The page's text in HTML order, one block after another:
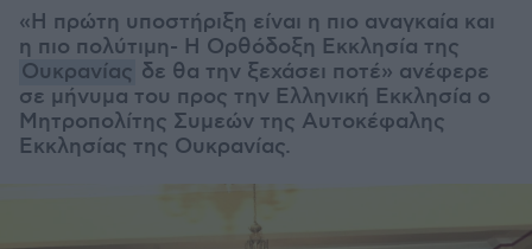
«Η πρώτη υποστήριξη είναι η πιο αναγκαία και
η πιο πολύτιμη- Η Ορθόδοξη Εκκλησία της
Ουκρανίας δε θα την ξεχάσει ποτέ» ανέφερε
σε μήνυμα του προς την Ελληνική Εκκλησία ο
Μητροπολίτης Συμεών της Αυτοκέφαλης
Εκκλησίας της Ουκρανίας.